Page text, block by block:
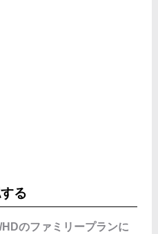
る
のファミリープランに